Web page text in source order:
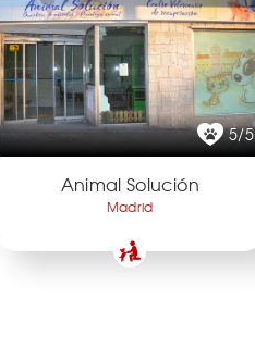
5/5
Animal Solución
Madrid